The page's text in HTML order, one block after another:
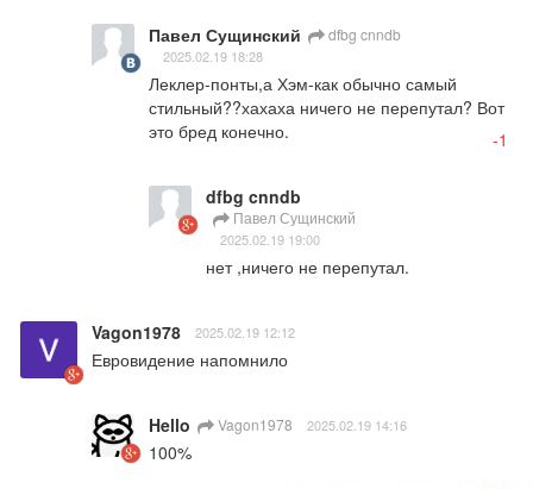
Павел Сущинский dfbg cnndb
2025.02.19 18:28
Леклер-понты,а Хэм-как обычно самый
стильный??хахаха ничего не перепутал? Вот
это бред конечно.
-1
dfbg cnndb
Павел Сущинский
2025.02.19 19:00
нет ,ничего не перепутал.
Vagon1978 2025.02.19 12:12
Евровидение напомнило
Hello Vagon1978 2025.02.19 14:16
100%